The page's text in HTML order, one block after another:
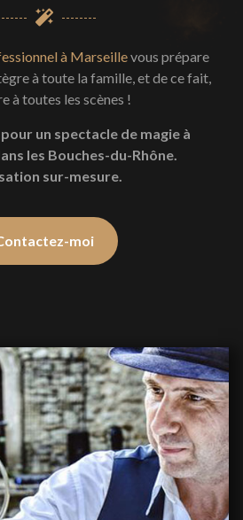
à Marseillevous prépare
à toute la famille, et de ce fait,
à toutes les scènes !
un spectacle de magie à
les Bouches-du-Rhône.
sur-mesure.
moi